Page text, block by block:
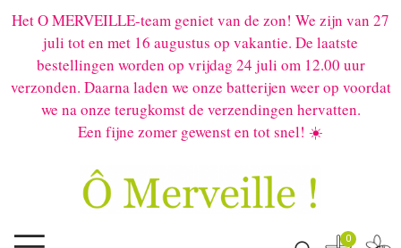
Het O MERVEILLE-team geniet van de zon! We zijn van 27
juli tot en met 16 augustus op vakantie. De laatste
bestellingen worden op vrijdag 24 juli om 12.00 uur
verzonden. Daarna laden we onze batterijen weer op voordat
we na onze terugkomst de verzendingen hervatten.
Een fijne zomer gewenst en tot snel! ☀️
0